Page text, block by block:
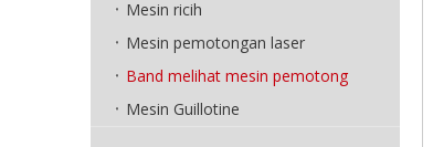
Mesin ricih
Mesin pemotongan laser
Band melihat mesin pemotong
Mesin Guillotine